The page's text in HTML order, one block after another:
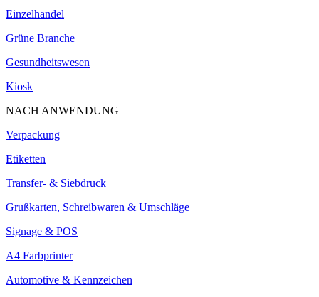
Einzelhandel
Grüne Branche
Gesundheitswesen
Kiosk
NACH ANWENDUNG
Verpackung
Etiketten
Transfer- & Siebdruck
Grußkarten, Schreibwaren & Umschläge
Signage & POS
A4 Farbprinter
Automotive & Kennzeichen